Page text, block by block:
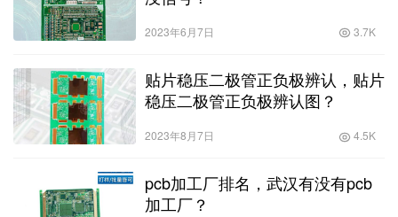
2023年6月7日 3.7K
贴片稳压二极管正负极辨认，贴片
稳压二极管正负极辨认图？
2023年8月7日 4.5K
pcb加工厂排名，武汉有没有pcb
加工厂？